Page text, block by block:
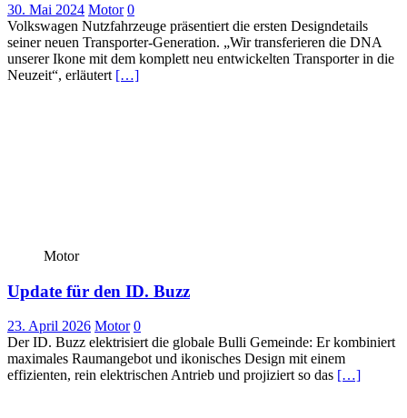
30. Mai 2024 Motor 0
Volkswagen Nutzfahrzeuge präsentiert die ersten Designdetails
seiner neuen Transporter-Generation. „Wir transferieren die DNA
unserer Ikone mit dem komplett neu entwickelten Transporter in die
Neuzeit“, erläutert […]
Motor
Update für den ID. Buzz
23. April 2026 Motor 0
Der ID. Buzz elektrisiert die globale Bulli Gemeinde: Er kombiniert
maximales Raumangebot und ikonisches Design mit einem
effizienten, rein elektrischen Antrieb und projiziert so das […]